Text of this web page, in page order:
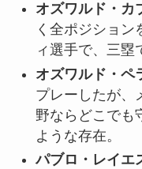
オズワルド・カ
く全ポジション
ィ選手で、三塁
オズワルド・ペ
プレーしたが、
野ならどこでも
ような存在。
パブロ・レイエ